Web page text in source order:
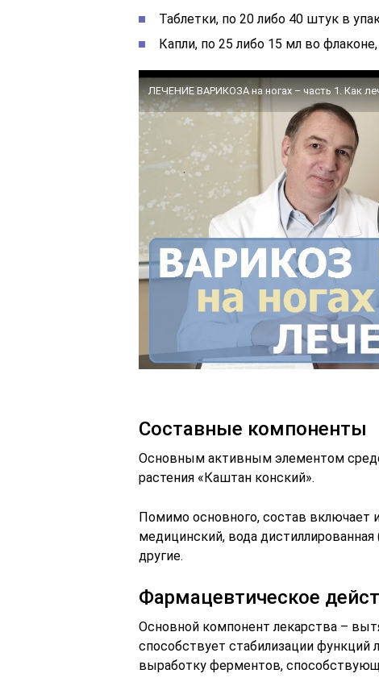
Таблетки, по 20 либо 40 штук в
Капли, по 25 либо 15 мл во
ЛЕЧЕНИЕ ВАРИКОЗА на ногах – часть 1. Как
Составные компоненты
Основным активным элементом
растения «Каштан конский».
Помимо основного, состав включает
медицинский, вода дистиллированная
другие.
Фармацевтическое
Основной компонент лекарства –
способствует стабилизации
выработку ферментов,